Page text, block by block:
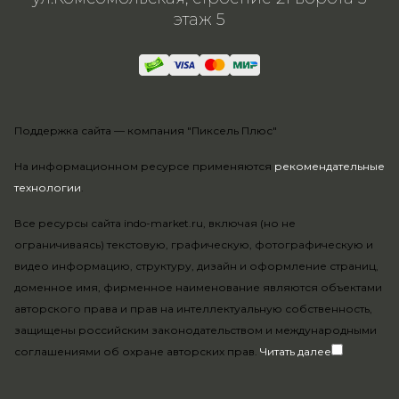
На информационном ресурсе применяются рекомендательные
технологии.
Все ресурсы сайта indo-market.ru, включая (но не
ограничиваясь) текстовую, графическую, фотографическую и
видео информацию, структуру, дизайн и оформление страниц,
доменное имя, фирменное наименование являются объектами
авторского права и прав на интеллектуальную собственность,
защищены российским законодательством и международными
соглашениями об охране авторских прав. Читать далее
этаж 5
Поддержка сайта — компания "Пиксель Плюс"